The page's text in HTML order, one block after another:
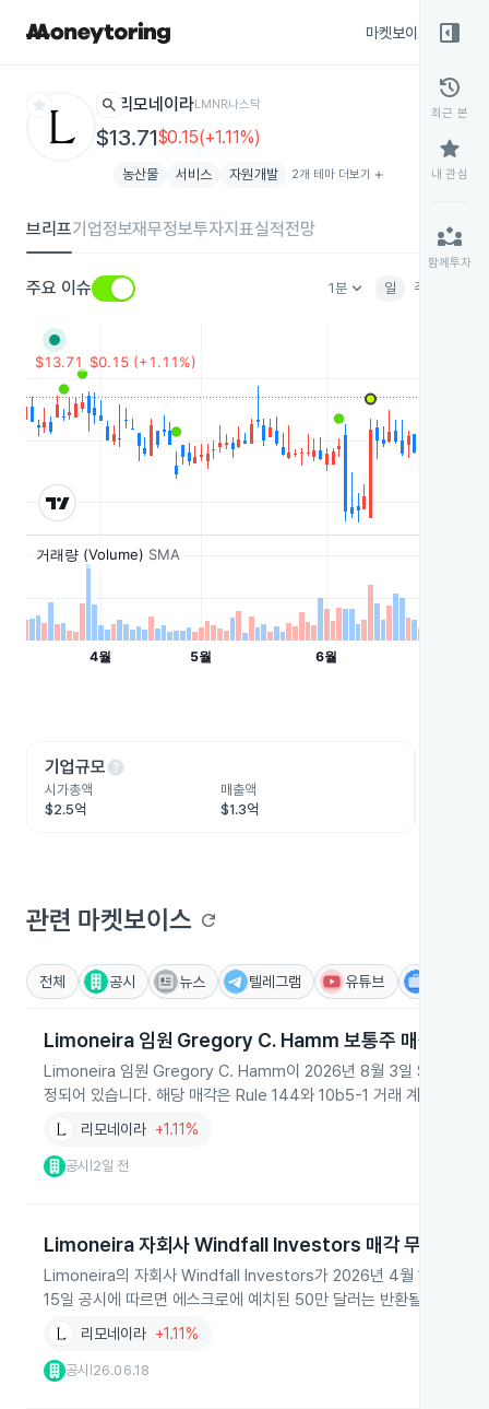
마켓보이스
star search 리모네이라LMNR나스닥
$13.71$0.15(+1.11%)
농산물 서비스 자원개발 2개 테마 더보기 add
브리프기업정보재무정보투자지표실적전망
주요 이슈 1분keyboard_arrow_down 일 주
기업규모help
시가총액
$2.5억
매출액
$1.3억
관련 마켓보이스 refresh
전체 공시 뉴스 텔레그램 유튜브
Limoneira 임원 Gregory C. Hamm 보통주 매각
Limoneira 임원 Gregory C. Hamm이 2026년 8월 3일 Stifel
정되어 있습니다. 해당 매각은 Rule 144와 10b5-1 거래 계획에 따라
리모네이라 +1.11%
공시 2일 전
Limoneira 자회사 Windfall Investors 매각 무산과 유
Limoneira의 자회사 Windfall Investors가 2026년 4월 14일
15일 공시에 따르면 에스크로에 예치된 50만 달러는 반환될 예정이
리모네이라 +1.11%
공시 26.06.18
right_panel_open
history
최근 본
star
내 관심
partner_exchange
함께투자